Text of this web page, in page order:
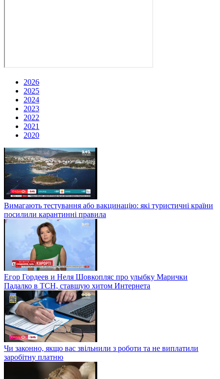
2026
2025
2024
2023
2022
2021
2020
Вимагають тестування або вакцинацію: які туристичні країни
посилили карантинні правила
Егор Гордеев и Неля Шовкопляс про улыбку Марички
Падалко в ТСН, ставшую хитом Интернета
Чи законно, якщо вас звільнили з роботи та не виплатили
заробітну платню